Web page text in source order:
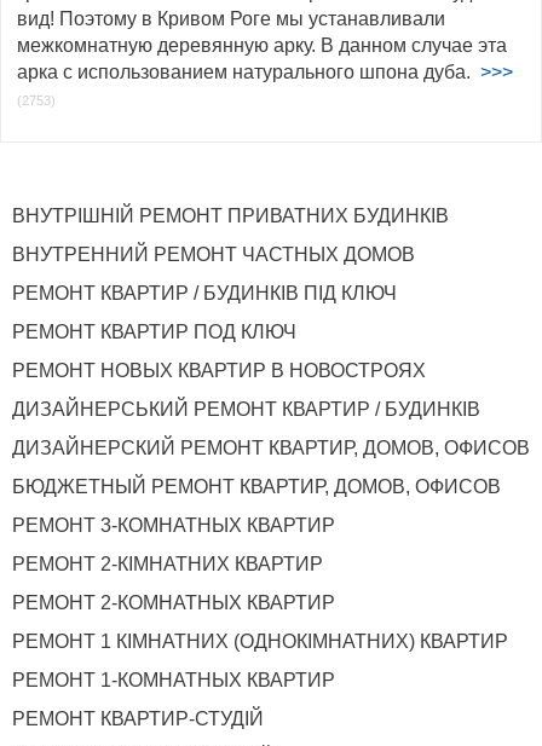
вид! Поэтому в Кривом Роге мы устанавливали
межкомнатную деревянную арку. В данном случае эта
арка с использованием натурального шпона дуба. >>>
(2753)
ВНУТРІШНІЙ РЕМОНТ ПРИВАТНИХ БУДИНКІВ
ВНУТРЕННИЙ РЕМОНТ ЧАСТНЫХ ДОМОВ
РЕМОНТ КВАРТИР / БУДИНКІВ ПІД КЛЮЧ
РЕМОНТ КВАРТИР ПОД КЛЮЧ
РЕМОНТ НОВЫХ КВАРТИР В НОВОСТРОЯХ
ДИЗАЙНЕРСЬКИЙ РЕМОНТ КВАРТИР / БУДИНКІВ
ДИЗАЙНЕРСКИЙ РЕМОНТ КВАРТИР, ДОМОВ, ОФИСОВ
БЮДЖЕТНЫЙ РЕМОНТ КВАРТИР, ДОМОВ, ОФИСОВ
РЕМОНТ 3-КОМНАТНЫХ КВАРТИР
РЕМОНТ 2-КІМНАТНИХ КВАРТИР
РЕМОНТ 2-КОМНАТНЫХ КВАРТИР
РЕМОНТ 1 КІМНАТНИХ (ОДНОКІМНАТНИХ) КВАРТИР
РЕМОНТ 1-КОМНАТНЫХ КВАРТИР
РЕМОНТ КВАРТИР-СТУДІЙ